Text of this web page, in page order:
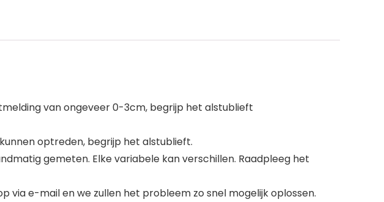
van ongeveer 0-3cm, begrijp het alstublieft
optreden, begrijp het alstublieft.
gemeten. Elke variabele kan verschillen. Raadpleeg het
e-mail en we zullen het probleem zo snel mogelijk oplossen.